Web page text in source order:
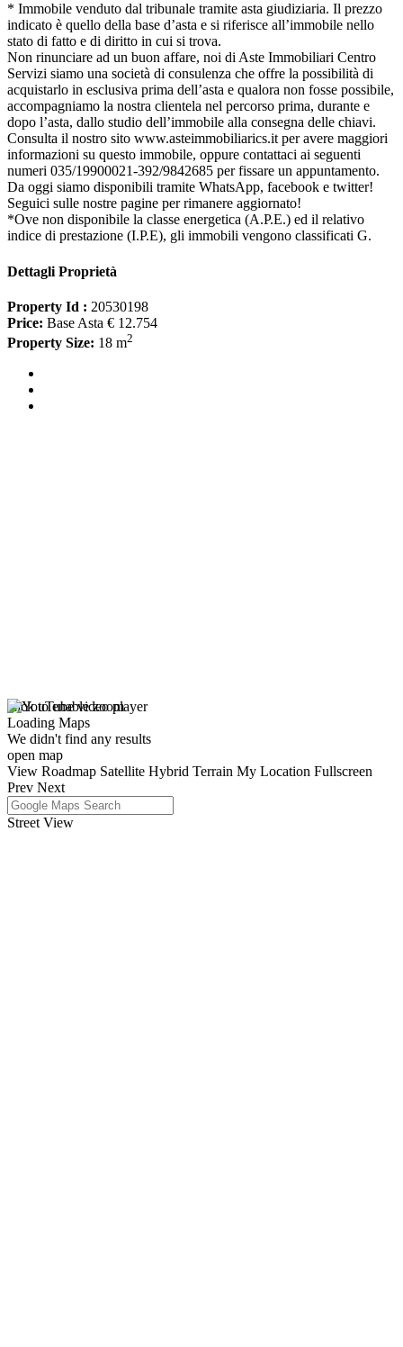
* Immobile venduto dal tribunale tramite asta giudiziaria. Il prezzo
indicato è quello della base d’asta e si riferisce all’immobile nello
stato di fatto e di diritto in cui si trova.
Non rinunciare ad un buon affare, noi di Aste Immobiliari Centro
Servizi siamo una società di consulenza che offre la possibilità di
acquistarlo in esclusiva prima dell’asta e qualora non fosse possibile,
accompagniamo la nostra clientela nel percorso prima, durante e
dopo l’asta, dallo studio dell’immobile alla consegna delle chiavi.
Consulta il nostro sito www.asteimmobiliarics.it per avere maggiori
informazioni su questo immobile, oppure contattaci ai seguenti
numeri 035/19900021-392/9842685 per fissare un appuntamento.
Da oggi siamo disponibili tramite WhatsApp, facebook e twitter!
Seguici sulle nostre pagine per rimanere aggiornato!
*Ove non disponibile la classe energetica (A.P.E.) ed il relativo
indice di prestazione (I.P.E), gli immobili vengono classificati G.
Dettagli Proprietà
Property Id : 20530198
Price: Base Asta € 12.754
Property Size: 18 m2
click to enable zoom
Loading Maps
We didn't find any results
open map
View Roadmap Satellite Hybrid Terrain My Location Fullscreen
Prev Next
Street View